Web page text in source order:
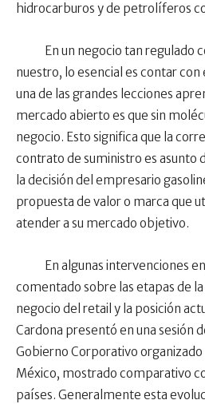
hidrocarburos y de petrolíferos
En un negocio tan regulado
nuestro, lo esencial es contar
una de las grandes lecciones
mercado abierto es que sin
negocio. Esto significa que la
contrato de suministro es asunto
la decisión del empresario
propuesta de valor o marca que
atender a su mercado objetivo.
En algunas intervenciones en
comentado sobre las etapas de
negocio del retail y la posición
Cardona presentó en una sesión
Gobierno Corporativo organizado
México, mostrado comparativo
países. Generalmente esta